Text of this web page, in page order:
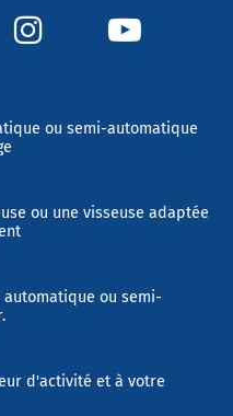
ou semi-automatique
ou une visseuse adaptée
ou semi-
d'activité et à votre